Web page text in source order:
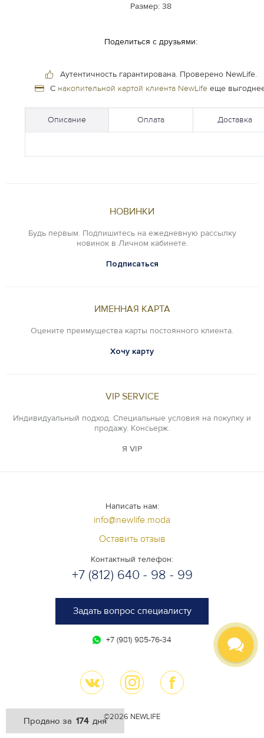
Размер: 38
Продано за 174 дня
Поделиться с друзьями:
Аутентичность гарантирована. Проверено NewLife.
С накопительной картой клиента NewLifeеще
Описание Оплата Доставка
НОВИНКИ
Будь первым. Подпишитесь на ежедневную рассылку
новинок в Личном кабинете.
Подписаться
ИМЕННАЯ КАРТА
Оцените преимущества карты постоянного клиента.
Хочу карту
VIP SERVICE
Индивидуальный подход. Специальные условия на покупку и
продажу. Консьерж.
Я VIP
Написать нам:
info@newlife.moda
Оставить отзыв
Контактный телефон:
+7 (812) 640 - 98 - 99
Задать вопрос специалисту
+7 (981) 985-76-34
©2026 NEWLIFE